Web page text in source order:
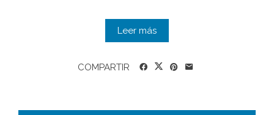
Leer más
COMPARTIR